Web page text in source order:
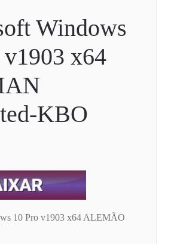
Windows
v1903 x64
KBO
10 Pro v1903 x64 ALEMÃO